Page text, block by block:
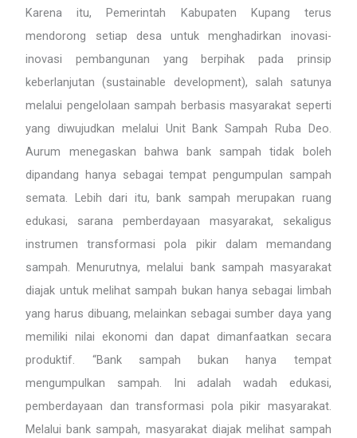
Karena itu, Pemerintah Kabupaten Kupang terus
mendorong setiap desa untuk menghadirkan inovasi-
inovasi pembangunan yang berpihak pada prinsip
keberlanjutan (sustainable development), salah satunya
melalui pengelolaan sampah berbasis masyarakat seperti
yang diwujudkan melalui Unit Bank Sampah Ruba Deo.
Aurum menegaskan bahwa bank sampah tidak boleh
dipandang hanya sebagai tempat pengumpulan sampah
semata. Lebih dari itu, bank sampah merupakan ruang
edukasi, sarana pemberdayaan masyarakat, sekaligus
instrumen transformasi pola pikir dalam memandang
sampah. Menurutnya, melalui bank sampah masyarakat
diajak untuk melihat sampah bukan hanya sebagai limbah
yang harus dibuang, melainkan sebagai sumber daya yang
memiliki nilai ekonomi dan dapat dimanfaatkan secara
produktif. “Bank sampah bukan hanya tempat
mengumpulkan sampah. Ini adalah wadah edukasi,
pemberdayaan dan transformasi pola pikir masyarakat.
Melalui bank sampah, masyarakat diajak melihat sampah